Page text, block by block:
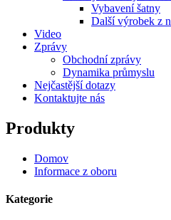
Vybavení šatny
Další výrobek z
Video
Zprávy
Obchodní zprávy
Dynamika průmyslu
Nejčastější dotazy
Kontaktujte nás
Produkty
Domov
Informace z oboru
Kategorie